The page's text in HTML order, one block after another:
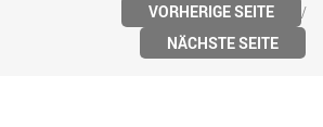
VORHERIGE SEITE
NÄCHSTE SEITE